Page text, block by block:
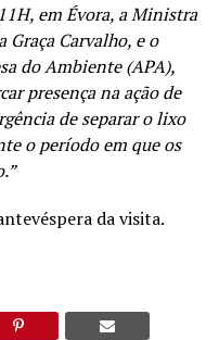
em Évora, a Ministra
Carvalho, e o
do Ambiente (APA),
presença na ação de
de separar o lixo
o período em que os
da visita.